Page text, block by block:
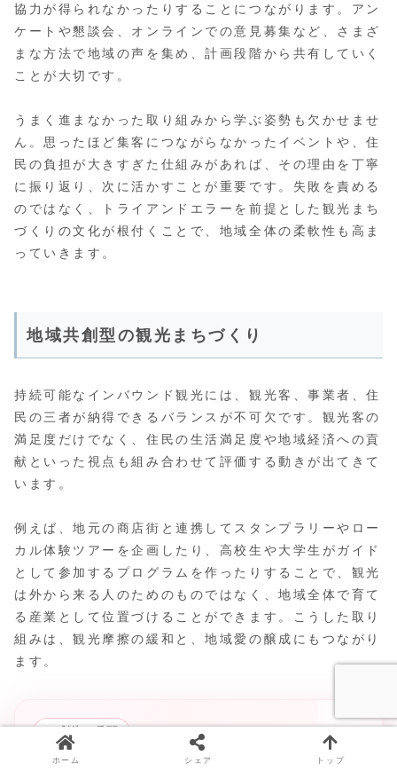
協力が得られなかったりすることにつながります。アン
ケートや懇談会、オンラインでの意見募集など、さまざ
まな方法で地域の声を集め、計画段階から共有していく
ことが大切です。
うまく進まなかった取り組みから学ぶ姿勢も欠かせませ
ん。思ったほど集客につながらなかったイベントや、住
民の負担が大きすぎた仕組みがあれば、その理由を丁寧
に振り返り、次に活かすことが重要です。失敗を責める
のではなく、トライアンドエラーを前提とした観光まち
づくりの文化が根付くことで、地域全体の柔軟性も高ま
っていきます。
地域共創型の観光まちづくり
持続可能なインバウンド観光には、観光客、事業者、住
民の三者が納得できるバランスが不可欠です。観光客の
満足度だけでなく、住民の生活満足度や地域経済への貢
献といった視点も組み合わせて評価する動きが出てきて
います。
例えば、地元の商店街と連携してスタンプラリーやロー
カル体験ツアーを企画したり、高校生や大学生がガイド
として参加するプログラムを作ったりすることで、観光
は外から来る人のためのものではなく、地域全体で育て
る産業として位置づけることができます。こうした取り
組みは、観光摩擦の緩和と、地域愛の醸成にもつながり
ます。
感謝の瞬間
ちょっとした道案内や、おすすめのお店を一言伝えた
ホーム シェア トップ